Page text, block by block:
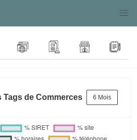
Tags de Commerces 6 Mois